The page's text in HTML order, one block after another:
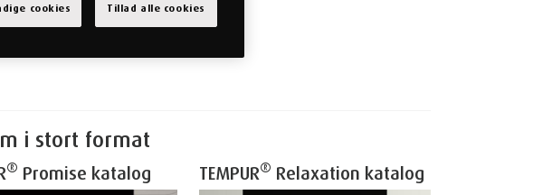
i stort format
® Promise katalog TEMPUR® Relaxation katalog
cookies Tillad alle cookies